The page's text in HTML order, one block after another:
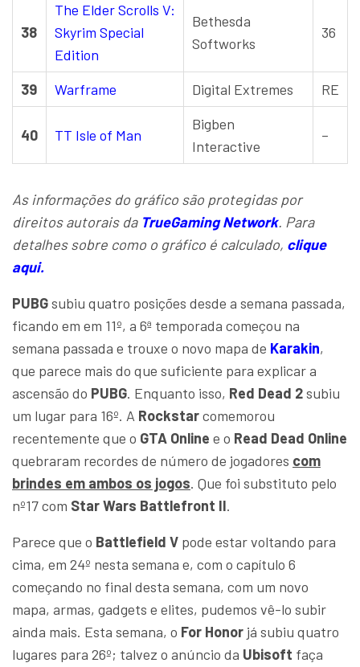
38
The Elder Scrolls V:
Skyrim Special
Edition
Bethesda
Softworks
36
39 Warframe Digital Extremes RE
40 TT Isle of Man
Bigben
Interactive
–
As informações do gráfico são protegidas por
direitos autorais da TrueGaming Network. Para
detalhes sobre como o gráfico é calculado, clique
aqui.
PUBGsubiu quatro posições desde a semana passada,
ficando em em 11º, a 6ª temporada começou na
semana passada e trouxe o novo mapa de Karakin,
que parece mais do que suficiente para explicar a
ascensão do PUBG. Enquanto isso, Red Dead 2subiu
um lugar para 16º. A Rockstarcomemorou
recentemente que o GTA Online e o Read Dead Online
quebraram recordes de número de jogadores com
brindes em ambos os jogos. Que foi substituto pelo
nº17 com Star Wars Battlefront II.
Parece que o Battlefield V pode estar voltando para
cima, em 24º nesta semana e, com o capítulo 6
começando no final desta semana, com um novo
mapa, armas, gadgets e elites, pudemos vê-lo subir
ainda mais. Esta semana, o For Honor já subiu quatro
lugares para 26º; talvez o anúncio da Ubisoft faça